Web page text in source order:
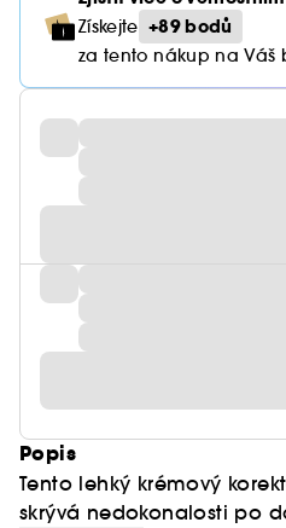
Získejte +89 bodů
za tento nákup na Váš
Popis
Tento lehký krémový
skrývá nedokonalosti po